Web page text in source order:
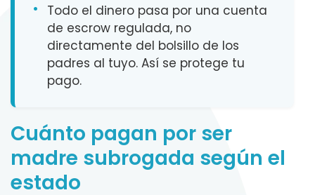
•
Todo el dinero pasa por una cuenta
de escrow regulada, no
directamente del bolsillo de los
padres al tuyo. Así se protege tu
pago.
Cuánto pagan por ser
madre subrogada según el
estado